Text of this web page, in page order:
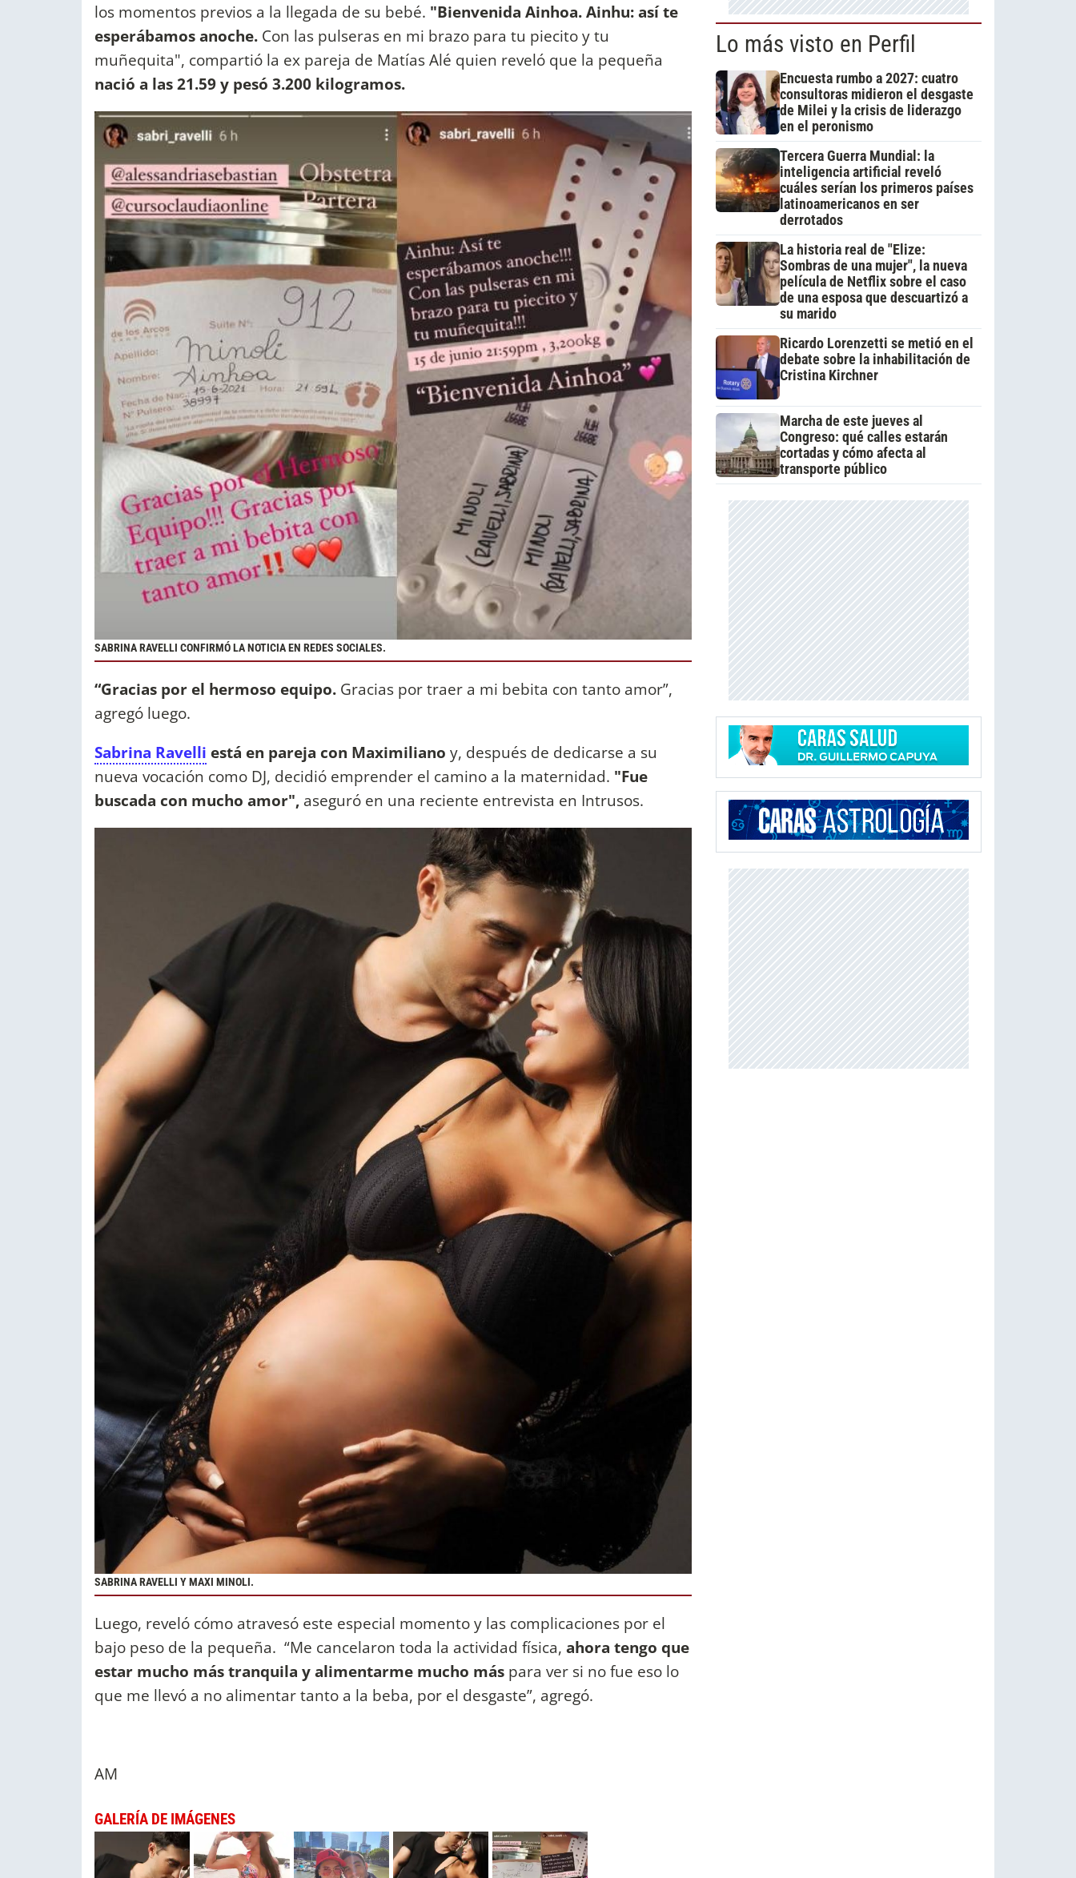
los momentos previos a la llegada de su bebé. "Bienvenida Ainhoa. Ainhu: así te
esperábamos anoche. Con las pulseras en mi brazo para tu piecito y tu
muñequita", compartió la ex pareja de Matías Alé quien reveló que la pequeña
nació a las 21.59 y pesó 3.200 kilogramos.
SABRINA RAVELLI CONFIRMÓ LA NOTICIA EN REDES SOCIALES.
“Gracias por el hermoso equipo. Gracias por traer a mi bebita con tanto amor”,
agregó luego.
Sabrina Ravelli está en pareja con Maximiliano y, después de dedicarse a su
nueva vocación como DJ, decidió emprender el camino a la maternidad. "Fue
buscada con mucho amor", aseguró en una reciente entrevista en Intrusos.
SABRINA RAVELLI Y MAXI MINOLI.
Luego, reveló cómo atravesó este especial momento y las complicaciones por el
bajo peso de la pequeña. “Me cancelaron toda la actividad física, ahora tengo que
estar mucho más tranquila y alimentarme mucho más para ver si no fue eso lo
que me llevó a no alimentar tanto a la beba, por el desgaste”, agregó.
AM
GALERÍA DE IMÁGENES
Lo más visto en Perfil
Encuesta rumbo a 2027: cuatro
consultoras midieron el desgaste
de Milei y la crisis de liderazgo
en el peronismo
Tercera Guerra Mundial: la
inteligencia artificial reveló
cuáles serían los primeros países
latinoamericanos en ser
derrotados
La historia real de "Elize:
Sombras de una mujer", la nueva
película de Netflix sobre el caso
de una esposa que descuartizó a
su marido
Ricardo Lorenzetti se metió en el
debate sobre la inhabilitación de
Cristina Kirchner
Marcha de este jueves al
Congreso: qué calles estarán
cortadas y cómo afecta al
transporte público